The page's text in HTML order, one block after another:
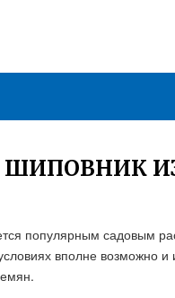
ШИПОВНИК
популярным садовым
вполне возможно и